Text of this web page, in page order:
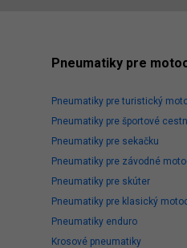
Pneumatiky pre
Pneumatiky preturistický
Pneumatiky pre športové
Pneumatiky pre sekačku
Pneumatiky pre závodné
Pneumatiky pre skúter
Pneumatiky pre klasický
Pneumatiky enduro
Krosové pneumatiky